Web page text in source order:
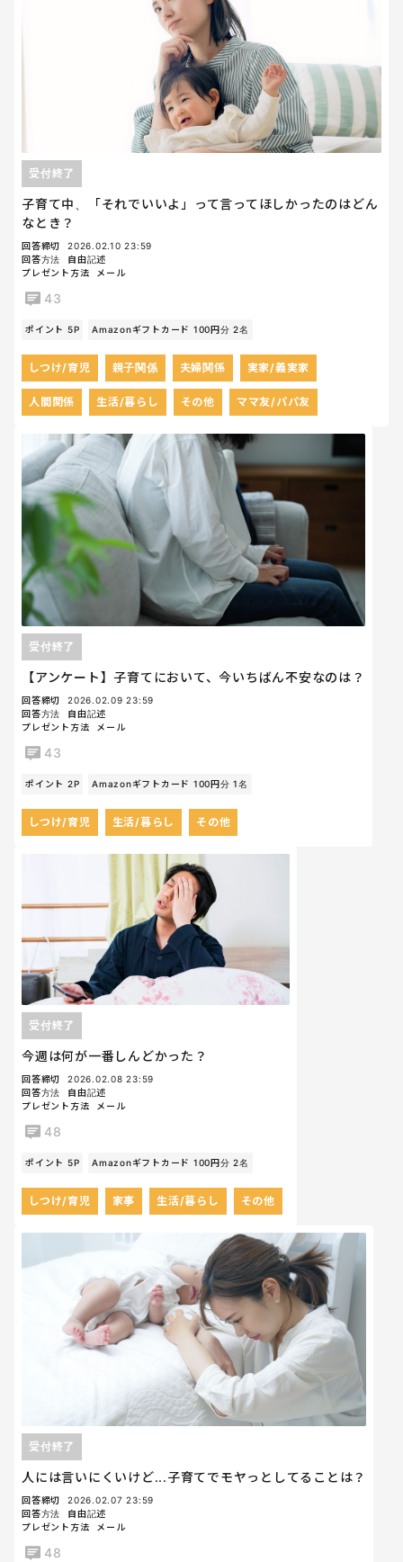
子育て中、「それでいいよ」って言ってほしかったのはどん
なとき？
受付終了
回答締切
2026.02.10 23:59
回答方法
自由記述
プレゼント方法
メール
43
ポイント 5P Amazonギフトカード 100円分 2名
しつけ/育児 親子関係 夫婦関係 実家/義実家
人間関係 生活/暮らし その他 ママ友/パパ友
【アンケート】子育てにおいて、今いちばん不安なのは？
受付終了
回答締切
2026.02.09 23:59
回答方法
自由記述
プレゼント方法
メール
43
ポイント 2P Amazonギフトカード 100円分 1名
しつけ/育児 生活/暮らし その他
今週は何が一番しんどかった？
受付終了
回答締切
2026.02.08 23:59
回答方法
自由記述
プレゼント方法
メール
48
ポイント 5P Amazonギフトカード 100円分 2名
しつけ/育児 家事 生活/暮らし その他
人には言いにくいけど...子育てでモヤっとしてることは？
受付終了
回答締切
2026.02.07 23:59
回答方法
自由記述
プレゼント方法
メール
48